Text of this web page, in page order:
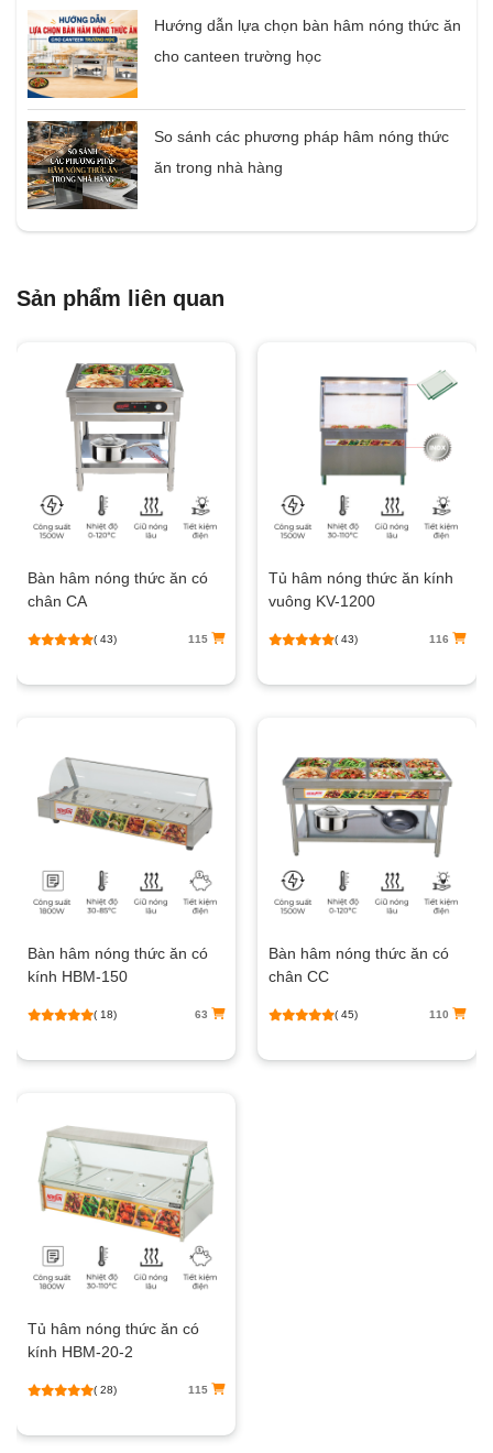
Hướng dẫn lựa chọn bàn hâm nóng thức ăn
cho canteen trường học
So sánh các phương pháp hâm nóng thức
ăn trong nhà hàng
Sản phẩm liên quan
Bàn hâm nóng thức ăn có
chân CA
( 43) 115
Tủ hâm nóng thức ăn kính
vuông KV-1200
( 43) 116
Bàn hâm nóng thức ăn có
kính HBM-150
( 18) 63
Bàn hâm nóng thức ăn có
chân CC
( 45) 110
Tủ hâm nóng thức ăn có
kính HBM-20-2
( 28) 115